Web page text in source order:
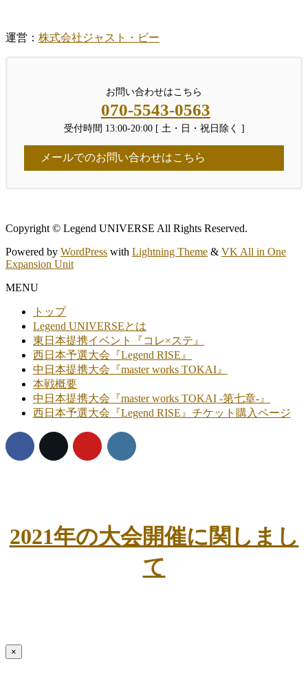
運営： 株式会社ジャスト・ビー
お問い合わせはこちら
070-5543-0563
受付時間 13:00-20:00 [ 土・日・祝日除く ]
メールでのお問い合わせはこちら
Copyright © Legend UNIVERSE All Rights Reserved.
Powered by WordPress with Lightning Theme & VK All in One
Expansion Unit
MENU
トップ
Legend UNIVERSEとは
東日本提携イベント『コレ×ステ』
西日本予選大会『Legend RISE』
中日本提携大会『master works TOKAI』
本戦概要
中日本提携大会『master works TOKAI -第七章-』
西日本予選大会『Legend RISE』チケット購入ページ
2021年の大会開催に関しまし
て
×